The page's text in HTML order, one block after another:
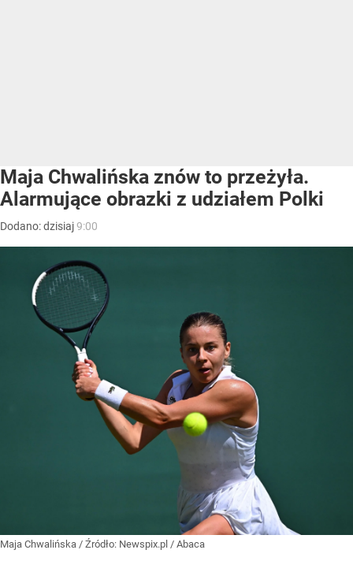
Maja Chwalińska znów to przeżyła.
Alarmujące obrazki z udziałem Polki
Dodano:dzisiaj9:00
Maja Chwalińska / Źródło: Newspix.pl / Abaca